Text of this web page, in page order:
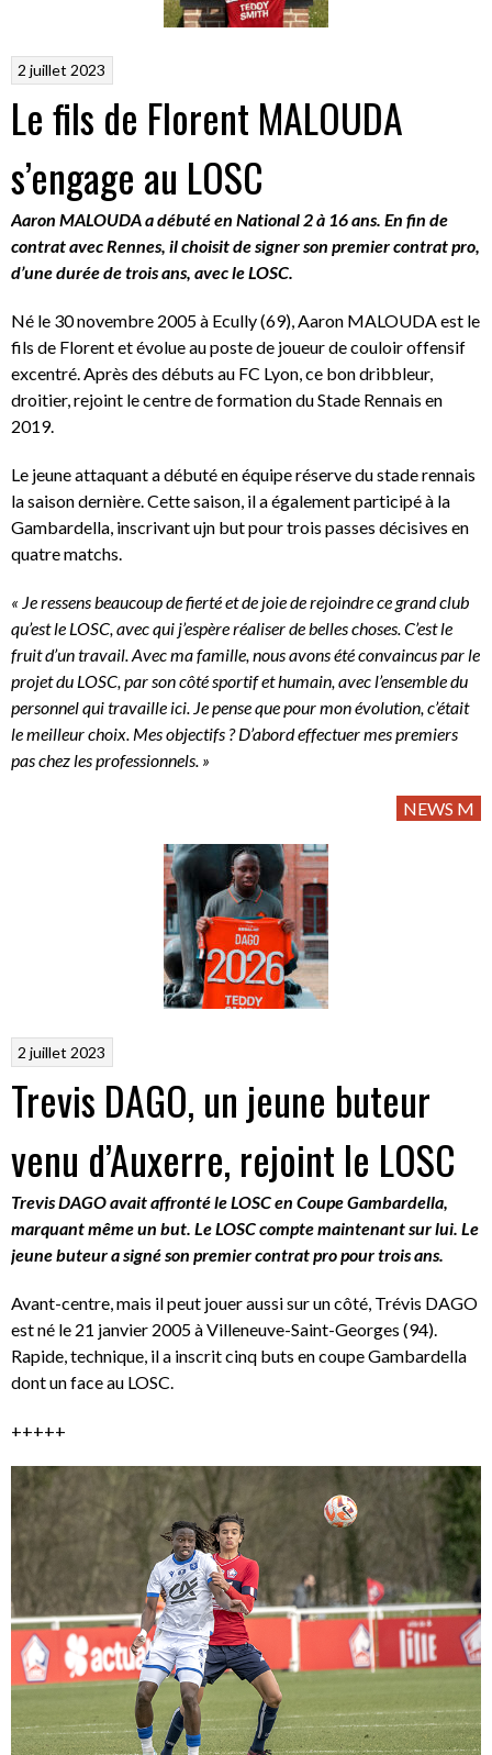
2 juillet 2023
Le fils de Florent MALOUDA
s’engage au LOSC
Aaron MALOUDA a débuté en National 2 à 16 ans. En fin de
contrat avec Rennes, il choisit de signer son premier contrat pro,
d’une durée de trois ans, avec le LOSC.
Né le 30 novembre 2005 à Ecully (69), Aaron MALOUDA est le
fils de Florent et évolue au poste de joueur de couloir offensif
excentré. Après des débuts au FC Lyon, ce bon dribbleur,
droitier, rejoint le centre de formation du Stade Rennais en
2019.
Le jeune attaquant a débuté en équipe réserve du stade rennais
la saison dernière. Cette saison, il a également participé à la
Gambardella, inscrivant ujn but pour trois passes décisives en
quatre matchs.
« Je ressens beaucoup de fierté et de joie de rejoindre ce grand club
qu’est le LOSC, avec qui j’espère réaliser de belles choses. C’est le
fruit d’un travail. Avec ma famille, nous avons été convaincus par le
projet du LOSC, par son côté sportif et humain, avec l’ensemble du
personnel qui travaille ici. Je pense que pour mon évolution, c’était
le meilleur choix. Mes objectifs ? D’abord effectuer mes premiers
pas chez les professionnels. »
NEWS M
2 juillet 2023
Trevis DAGO, un jeune buteur
venu d’Auxerre, rejoint le LOSC
Trevis DAGO avait affronté le LOSC en Coupe Gambardella,
marquant même un but. Le LOSC compte maintenant sur lui. Le
jeune buteur a signé son premier contrat pro pour trois ans.
Avant-centre, mais il peut jouer aussi sur un côté, Trévis DAGO
est né le 21 janvier 2005 à Villeneuve-Saint-Georges (94).
Rapide, technique, il a inscrit cinq buts en coupe Gambardella
dont un face au LOSC.
+++++